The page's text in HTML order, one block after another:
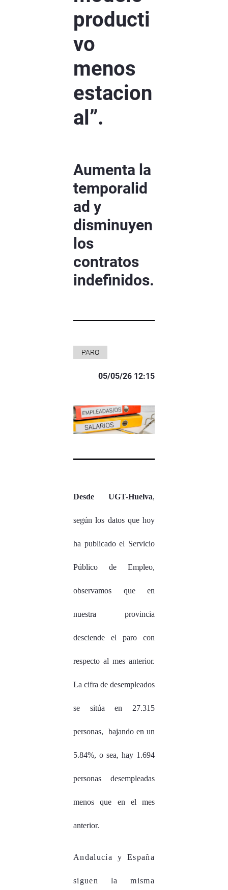
producti
vo
menos
estacion
al”.
Aumenta la
temporalid
ad y
disminuyen
los
contratos
indefinidos.
PARO
05/05/26 12:15
Desde UGT-Huelva,
según los datos que hoy
ha publicado el Servicio
Público de Empleo,
observamos que en
nuestra provincia
desciende el paro con
respecto al mes anterior.
La cifra de desempleados
se sitúa en 27.315
personas, bajando en un
5.84%, o sea, hay 1.694
personas desempleadas
menos que en el mes
anterior.
Andalucía y España
siguen la misma